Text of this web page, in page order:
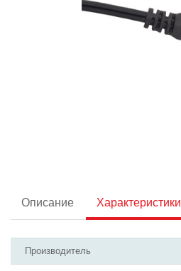
Описание Характеристики
Производитель